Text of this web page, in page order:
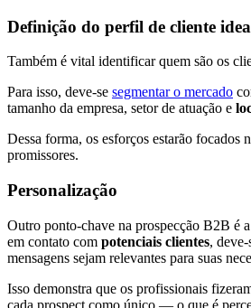
Definição do perfil de cliente
Também é vital identificar quem são os
Para isso, deve-se segmentar o mercado
tamanho da empresa, setor de atuação e
Dessa forma, os esforços estarão focados
promissores.
Personalização
Outro ponto-chave na prospecção B2B é
em contato com potenciais clientes,
mensagens sejam relevantes para suas
Isso demonstra que os profissionais
cada prospect como único — o que é